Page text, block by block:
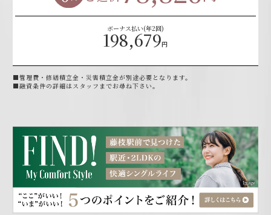
ボーナス払い(年2回)
198,679円
■管理費・修繕積立金・災害積立金が別途必要となります。
​■融資条件の詳細はスタッフまでお尋ね下さい。